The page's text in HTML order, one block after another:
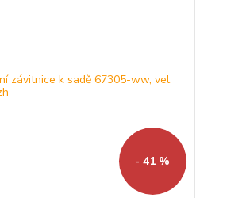
- 41 %